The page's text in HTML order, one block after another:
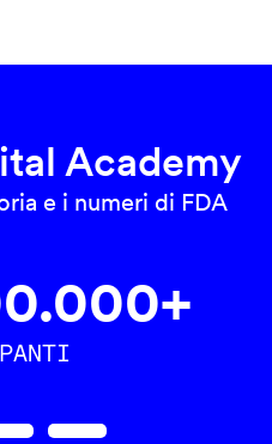
Academy
e i numeri di FDA